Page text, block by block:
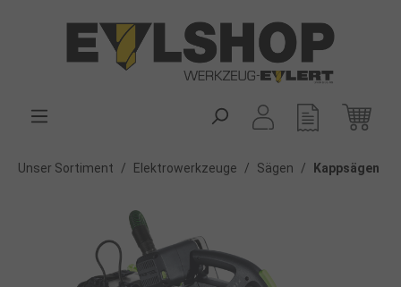
Unser Sortiment / Elektrowerkzeuge / Sägen / Kappsägen